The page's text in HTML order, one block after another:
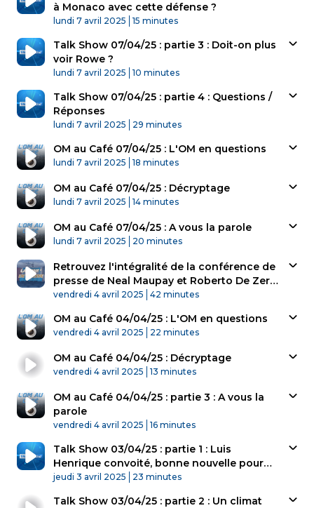
à Monaco avec cette défense ?
Published At
lundi 7 avril 2025 Time
15 minutes
Talk Show 07/04/25 : partie 3 : Doit-on plus
voir Rowe ?
Published At
lundi 7 avril 2025 Time
10 minutes
Talk Show 07/04/25 : partie 4 : Questions /
Réponses
Published At
lundi 7 avril 2025 Time
29 minutes
OM au Café 07/04/25 : L'OM en questions
Published At
lundi 7 avril 2025 Time
18 minutes
OM au Café 07/04/25 : Décryptage
Published At
lundi 7 avril 2025 Time
14 minutes
OM au Café 07/04/25 : A vous la parole
Published At
lundi 7 avril 2025 Time
20 minutes
Retrouvez l'intégralité de la conférence de
presse de Neal Maupay et Roberto De Zerbi
avant la réception de Toulouse
Published At
vendredi 4 avril 2025 Time
42 minutes
OM au Café 04/04/25 : L'OM en questions
Published At
vendredi 4 avril 2025 Time
22 minutes
OM au Café 04/04/25 : Décryptage
Published At
vendredi 4 avril 2025 Time
13 minutes
OM au Café 04/04/25 : partie 3 : A vous la
parole
Published At
vendredi 4 avril 2025 Time
16 minutes
Talk Show 03/04/25 : partie 1 : Luis
Henrique convoité, bonne nouvelle pour
l’OM ?
Published At
jeudi 3 avril 2025 Time
23 minutes
Talk Show 03/04/25 : partie 2 : Un climat